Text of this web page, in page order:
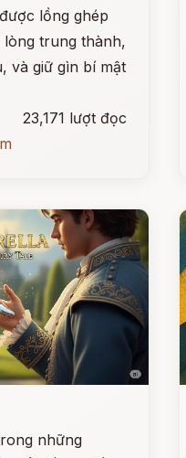
lồng ghép
lòng trung thành,
và giữ gìn bí mật
23,171 lượt đọc
những